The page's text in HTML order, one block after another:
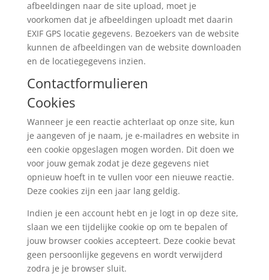
afbeeldingen naar de site upload, moet je
voorkomen dat je afbeeldingen uploadt met daarin
EXIF GPS locatie gegevens. Bezoekers van de website
kunnen de afbeeldingen van de website downloaden
en de locatiegegevens inzien.
Contactformulieren
Cookies
Wanneer je een reactie achterlaat op onze site, kun
je aangeven of je naam, je e-mailadres en website in
een cookie opgeslagen mogen worden. Dit doen we
voor jouw gemak zodat je deze gegevens niet
opnieuw hoeft in te vullen voor een nieuwe reactie.
Deze cookies zijn een jaar lang geldig.
Indien je een account hebt en je logt in op deze site,
slaan we een tijdelijke cookie op om te bepalen of
jouw browser cookies accepteert. Deze cookie bevat
geen persoonlijke gegevens en wordt verwijderd
zodra je je browser sluit.